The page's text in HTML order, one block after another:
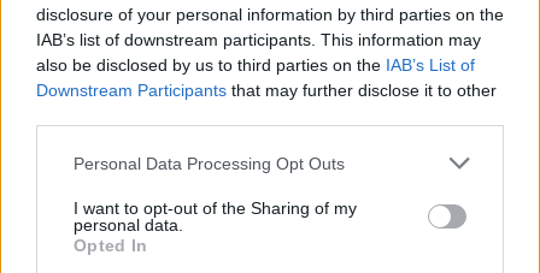
disclosure of your personal information by third parties on the
IAB’s list of downstream participants. This information may
also be disclosed by us to third parties on the IAB’s List of
Downstream Participants that may further disclose it to other
Please note that this website/app uses one or more Google
not limited to your visit or usage behaviour. You may click to
grant or deny consent to Google and its third-party tags to
use your data for below specified purposes in below Google
Personal Data Processing Opt Outs
I want to opt-out of the Sharing of my
personal data.
Opted In